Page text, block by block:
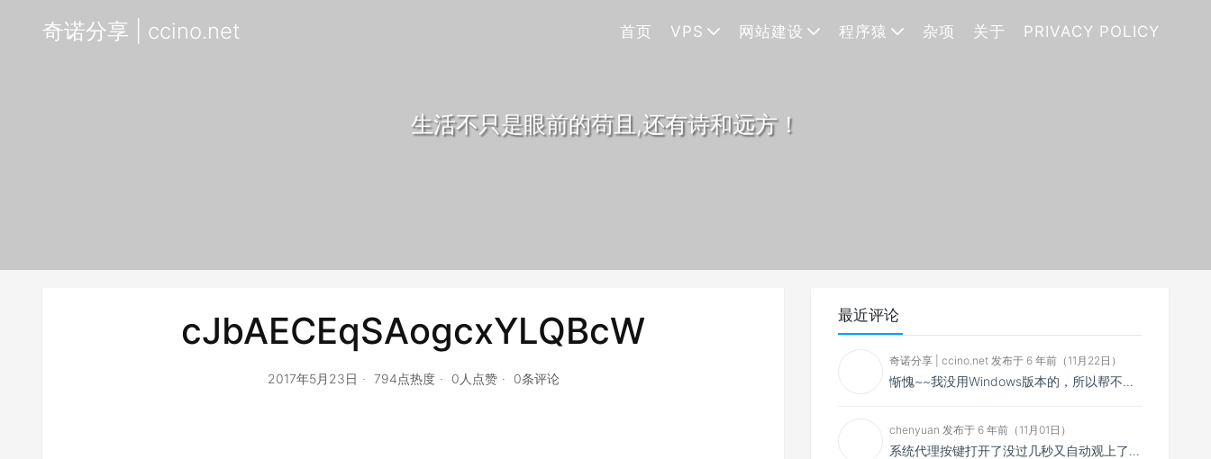
奇诺分享 | ccino.net 首页 VPS 网站建设 程序猿 杂项 关于 PRIVACY POLICY
生活不只是眼前的苟且,还有诗和远方！
cJbAECEqSAogcxYLQBcW
2017年5月23日 794点热度 0人点赞 0条评论
最近评论
奇诺分享 | ccino.net 发布于 6 年前（11月22日）
惭愧~~我没用Windows版本的，所以帮不了你~~
chenyuan 发布于 6 年前（11月01日）
系统代理按键打开了没过几秒又自动观上了，导致一直打开不了，是什么问题呢？感谢大佬，请帮帮忙！谢谢！